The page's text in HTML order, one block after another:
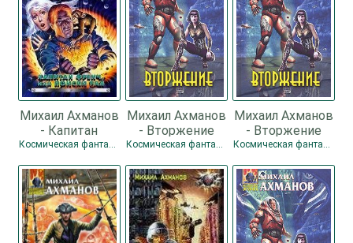
Михаил Ахманов
- Капитан
Френч, или
Космическая фантастика
Михаил Ахманов
- Вторжение
Космическая фантастика
Михаил Ахманов
- Вторжение
Космическая фантастика